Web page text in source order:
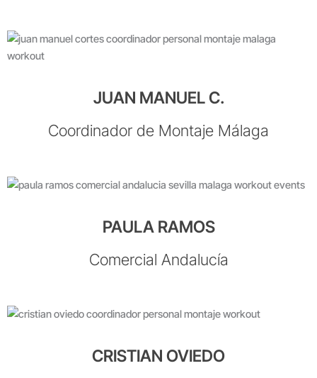
JUAN MANUEL C.
Coordinador de Montaje Málaga
PAULA RAMOS
Comercial Andalucía
CRISTIAN OVIEDO